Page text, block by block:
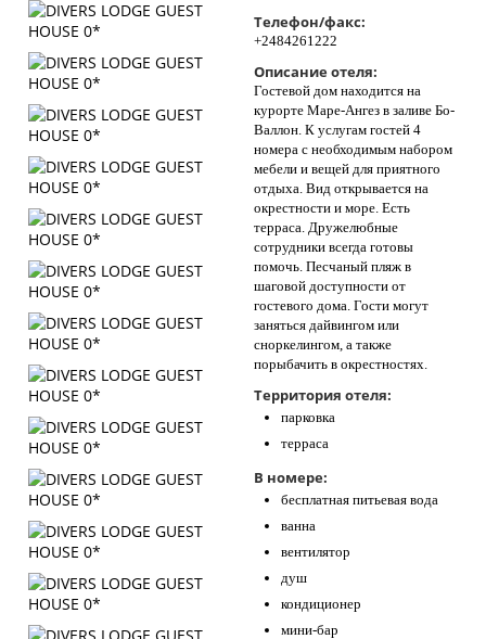
Телефон/факс:
+2484261222
Описание отеля:
Гостевой дом находится на
курорте Маре-Ангез в заливе Бо-
Валлон. К услугам гостей 4
номера с необходимым набором
мебели и вещей для приятного
отдыха. Вид открывается на
окрестности и море. Есть
терраса. Дружелюбные
сотрудники всегда готовы
помочь. Песчаный пляж в
шаговой доступности от
гостевого дома. Гости могут
заняться дайвингом или
сноркелингом, а также
порыбачить в окрестностях.
Территория отеля:
парковка
терраса
В номере:
бесплатная питьевая вода
ванна
вентилятор
душ
кондиционер
мини-бар